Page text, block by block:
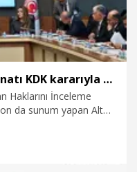
Güvenlik korucusuna tazminatı KDK kararıyla ödendi
Haklarını İnceleme
da sunum yapan Alt